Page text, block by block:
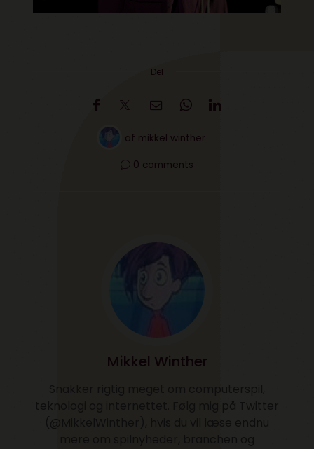
Del
af mikkel winther
0 comments
Mikkel Winther